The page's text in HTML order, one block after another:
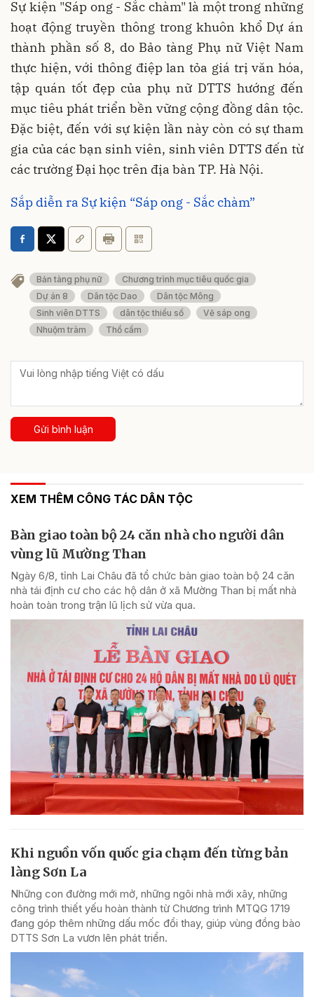
Sự kiện "Sáp ong - Sắc chàm" là một trong những
hoạt động truyền thông trong khuôn khổ Dự án
thành phần số 8, do Bảo tàng Phụ nữ Việt Nam
thực hiện, với thông điệp lan tỏa giá trị văn hóa,
tập quán tốt đẹp của phụ nữ DTTS hướng đến
mục tiêu phát triển bền vững cộng đồng dân tộc.
Đặc biệt, đến với sự kiện lần này còn có sự tham
gia của các bạn sinh viên, sinh viên DTTS đến từ
các trường Đại học trên địa bàn TP. Hà Nội.
Sắp diễn ra Sự kiện “Sáp ong - Sắc chàm”
Bản tàng phụ nữ
Chương trình mục tiêu quốc gia
Dự án 8
Dân tộc Dao
Dân tộc Mông
Sinh viên DTTS
dân tộc thiểu số
Vẽ sáp ong
Nhuộm tràm
Thổ cẩm
Gửi bình luận
XEM THÊM CÔNG TÁC DÂN TỘC
Bàn giao toàn bộ 24 căn nhà cho người dân
vùng lũ Mường Than
Ngày 6/8, tỉnh Lai Châu đã tổ chức bàn giao toàn bộ 24 căn
nhà tái định cư cho các hộ dân ở xã Mường Than bị mất nhà
hoàn toàn trong trận lũ lịch sử vừa qua.
Khi nguồn vốn quốc gia chạm đến từng bản
làng Sơn La
Những con đường mới mở, những ngôi nhà mới xây, những
công trình thiết yếu hoàn thành từ Chương trình MTQG 1719
đang góp thêm những dấu mốc đổi thay, giúp vùng đồng bào
DTTS Sơn La vươn lên phát triển.